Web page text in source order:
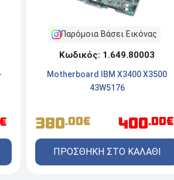
Παρόμοια Βάσει Εικόνας
Κωδικός: 1.649.80003
Motherboard IBM X3400 X3500
43W5176
380.00€ 400.00€
ΠΡΟΣΘΗΚΗ ΣΤΟ ΚΑΛΑΘΙ